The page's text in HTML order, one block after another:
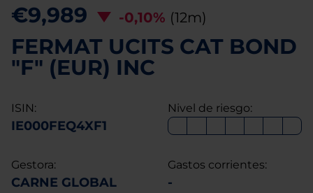
€9,989 -0,10% (12m)
FERMAT UCITS CAT BOND
"F" (EUR) INC
ISIN:
IE000FEQ4XF1
Nivel de riesgo:
Gestora:
CARNE GLOBAL
Gastos corrientes:
-